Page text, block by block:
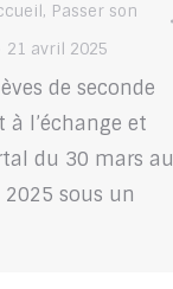
, Passer son
21 avril 2025
de seconde
l’échange et
du 30 mars au
sous un